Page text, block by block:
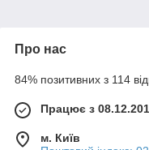
Про нас
84% позитивних з 114
Працює з
м. Київ